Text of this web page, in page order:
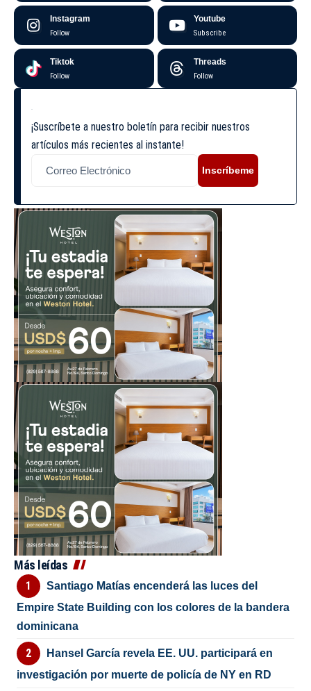
Instagram
Follow
Youtube
Subscribe
Tiktok
Follow
Threads
Follow
¡Suscríbete a nuestro boletín para recibir nuestros
artículos más recientes al instante!
Inscríbeme
Más leídas
Santiago Matías encenderá las luces del
Empire State Building con los colores de la bandera
dominicana
Hansel García revela EE. UU. participará en
investigación por muerte de policía de NY en RD